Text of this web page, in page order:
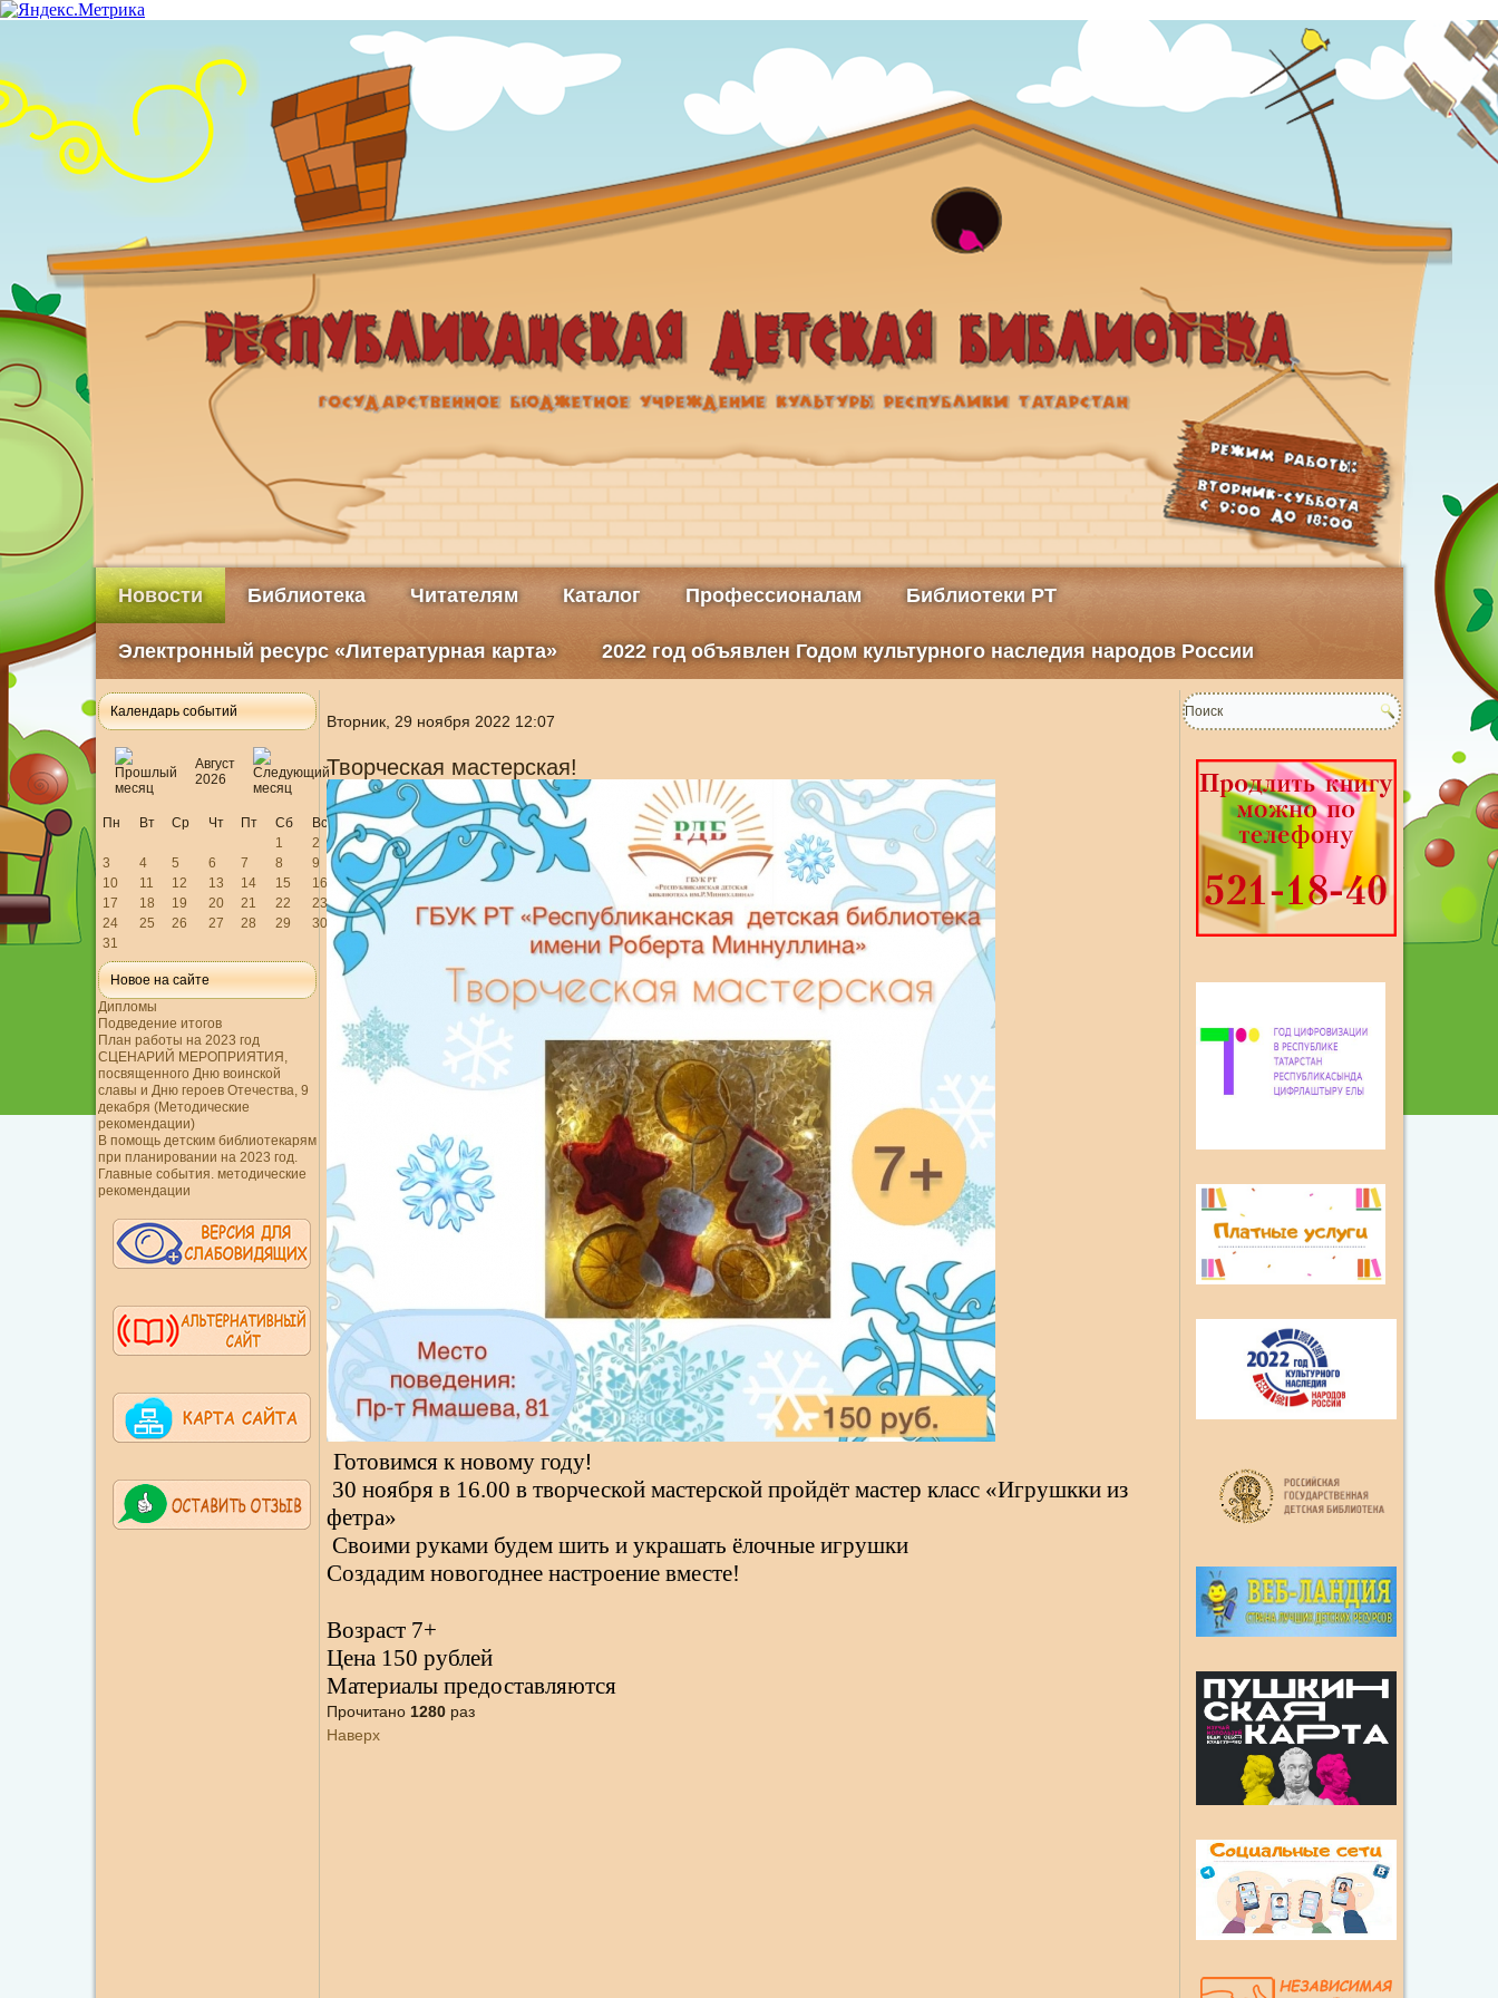
Новости Библиотека Читателям Каталог Профессионалам Библиотеки РТ
Электронный ресурс «Литературная карта» 2022 год объявлен Годом культурного наследия народов России
Календарь событий
Август
2026
Пн Вт Ср Чт Пт Сб
Вс
1
2
3
4 5 6 7 8
9
10
11 12 13 14 15
16
17
18 19 20 21 22
23
24
25 26 27 28 29
30
31
Новое на сайте
Дипломы
Подведение итогов
План работы на 2023 год
СЦЕНАРИЙ МЕРОПРИЯТИЯ,
посвященного Дню воинской
славы и Дню героев Отечества, 9
декабря (Методические
рекомендации)
В помощь детским библиотекарям
при планировании на 2023 год.
Главные события. методические
рекомендации
Вторник, 29 ноября 2022 12:07
Творческая мастерская!
Готовимся к новому году!
30 ноября в 16.00 в творческой мастерской пройдёт мастер класс «Игрушкки из
фетра»
Своими руками будем шить и украшать ёлочные игрушки
Создадим новогоднее настроение вместе!
Возраст 7+
Цена 150 рублей
Материалы предоставляются
Прочитано 1280раз
Наверх